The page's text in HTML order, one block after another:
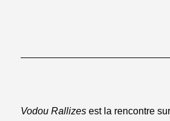
Vodou Rallizesest la rencontre